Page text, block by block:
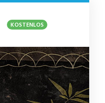
KOSTENLOS